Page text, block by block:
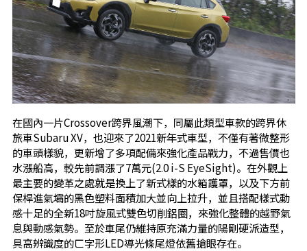
在國內一片Crossover跨界風潮下，同屬此類型車款的跨界休
旅車Subaru XV，也迎來了2021新年式車型，不僅有著微整形
的車頭樣貌，更新增了多項配備來強化產品戰力，不過售價也
水漲船高，較先前調漲了7萬元(2.0 i-S EyeSight)。在外觀上
最主要的變革之處就是換上了新式樣的水箱護罩，以及下方前
保桿進氣壩的黑色塑料面積加大並向上拉升，並且搭配樣式動
感十足的全新18吋旋風式雙色切削鋁圈，來強化整體的越野氣
息與動感氣勢。至於車尾仍維持原充滿力量的陽剛硬派造型，
具高辨識度的ㄈ字形LED導光條尾燈依舊搶眼存在。